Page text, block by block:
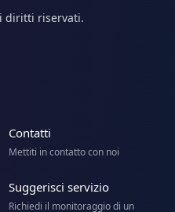
diritti riservati.
Contatti
Mettiti in contatto con noi
Suggerisci servizio
Richiedi il monitoraggio di un